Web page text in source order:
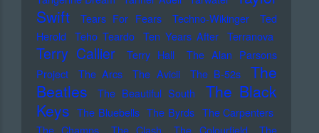
Swift
Tears For Fears Techno-Wikinger
Ted
Herold
Teho Teardo Ten Years After Terranova
Terry Callier Terry Hall
The Alan Parsons
Project
The Arcs The Avicii The B-52s
The
Beatles
The Beautiful South
The Black
Keys The Bluebells The Byrds The Carpenters